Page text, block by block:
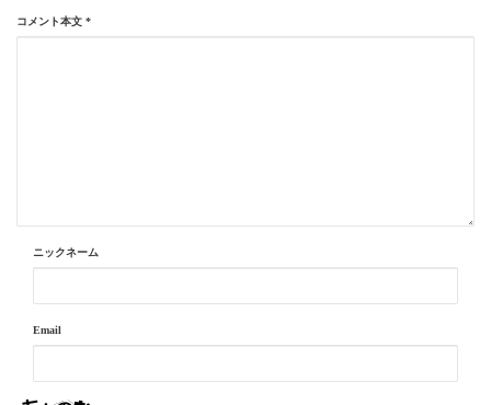
コメント本文 *
ニックネーム
Email